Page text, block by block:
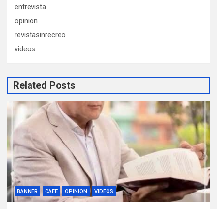
entrevista
opinion
revistasinrecreo
videos
Related Posts
BANNER CAFE OPINION VIDEOS